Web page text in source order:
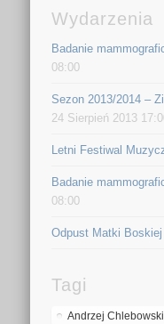
Wydarzenia
Badanie
08:00
Sezon 2013/2014 –
24 Sierpień 2013
Letni Festiwal
Badanie
08:00
Odpust Matki Boskiej
Tagi
Andrzej Chlebowski